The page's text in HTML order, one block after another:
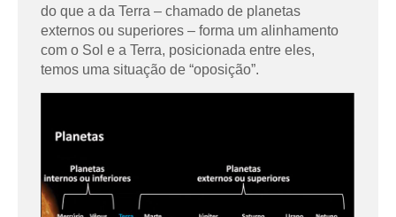
do que a da Terra – chamado de planetas
externos ou superiores – forma um alinhamento
com o Sol e a Terra, posicionada entre eles,
temos uma situação de “oposição”.